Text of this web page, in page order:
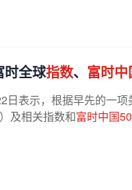
时全球指数、 富时
日表示，根据早先的一
及相关指数和富时中国